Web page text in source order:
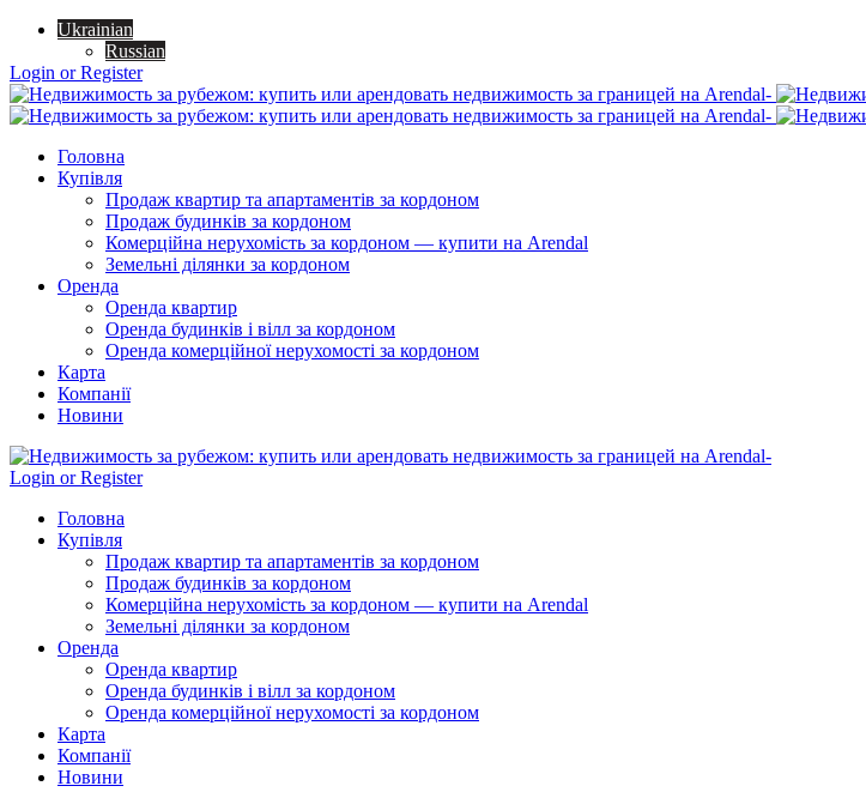
Ukrainian
Russian
Login or Register
Головна
Купівля
Продаж квартир та апартаментів за кордоном
Продаж будинків за кордоном
Комерційна нерухомість за кордоном — купити на Arendal
Земельні ділянки за кордоном
Оренда
Оренда квартир
Оренда будинків і вілл за кордоном
Оренда комерційної нерухомості за кордоном
Карта
Компанії
Новини
Login or Register
Головна
Купівля
Продаж квартир та апартаментів за кордоном
Продаж будинків за кордоном
Комерційна нерухомість за кордоном — купити на Arendal
Земельні ділянки за кордоном
Оренда
Оренда квартир
Оренда будинків і вілл за кордоном
Оренда комерційної нерухомості за кордоном
Карта
Компанії
Новини